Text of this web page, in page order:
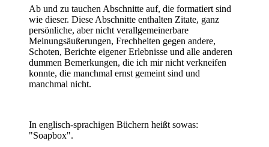
Ab und zu tauchen Abschnitte auf, die formatiert sind
wie dieser. Diese Abschnitte enthalten Zitate, ganz
persönliche, aber nicht verallgemeinerbare
Meinungsäußerungen, Frechheiten gegen andere,
Schoten, Berichte eigener Erlebnisse und alle anderen
dummen Bemerkungen, die ich mir nicht verkneifen
konnte, die manchmal ernst gemeint sind und
manchmal nicht.
In englisch-sprachigen Büchern heißt sowas:
"Soapbox".